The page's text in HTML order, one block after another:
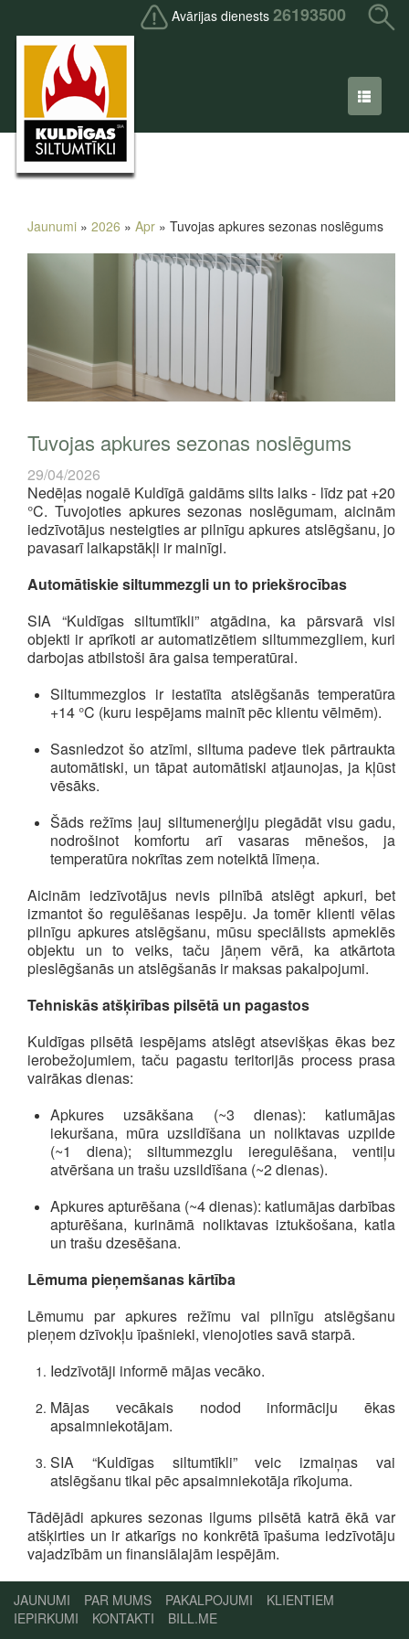
Avārijas dienests 26193500
Jaunumi » 2026 » Apr » Tuvojas apkures sezonas noslēgums
Tuvojas apkures sezonas noslēgums
29/04/2026
Nedēļas nogalē Kuldīgā gaidāms silts laiks - līdz pat +20
°C. Tuvojoties apkures sezonas noslēgumam, aicinām
iedzīvotājus nesteigties ar pilnīgu apkures atslēgšanu, jo
pavasarī laikapstākļi ir mainīgi.
Automātiskie siltummezgli un to priekšrocības
SIA “Kuldīgas siltumtīkli” atgādina, ka pārsvarā visi
objekti ir aprīkoti ar automatizētiem siltummezgliem, kuri
darbojas atbilstoši āra gaisa temperatūrai.
Siltummezglos ir iestatīta atslēgšanās temperatūra
+14 °C (kuru iespējams mainīt pēc klientu vēlmēm).
Sasniedzot šo atzīmi, siltuma padeve tiek pārtraukta
automātiski, un tāpat automātiski atjaunojas, ja kļūst
vēsāks.
Šāds režīms ļauj siltumenerģiju piegādāt visu gadu,
nodrošinot komfortu arī vasaras mēnešos, ja
temperatūra nokrītas zem noteiktā līmeņa.
Aicinām iedzīvotājus nevis pilnībā atslēgt apkuri, bet
izmantot šo regulēšanas iespēju. Ja tomēr klienti vēlas
pilnīgu apkures atslēgšanu, mūsu speciālists apmeklēs
objektu un to veiks, taču jāņem vērā, ka atkārtota
pieslēgšanās un atslēgšanās ir maksas pakalpojumi.
Tehniskās atšķirības pilsētā un pagastos
Kuldīgas pilsētā iespējams atslēgt atsevišķas ēkas bez
ierobežojumiem, taču pagastu teritorijās process prasa
vairākas dienas:
Apkures uzsākšana (~3 dienas): katlumājas
iekuršana, mūra uzsildīšana un noliktavas uzpilde
(~1 diena); siltummezglu ieregulēšana, ventiļu
atvēršana un trašu uzsildīšana (~2 dienas).
Apkures apturēšana (~4 dienas): katlumājas darbības
apturēšana, kurināmā noliktavas iztukšošana, katla
un trašu dzesēšana.
Lēmuma pieņemšanas kārtība
Lēmumu par apkures režīmu vai pilnīgu atslēgšanu
pieņem dzīvokļu īpašnieki, vienojoties savā starpā.
Iedzīvotāji informē mājas vecāko.
Mājas vecākais nodod informāciju ēkas
apsaimniekotājam.
SIA “Kuldīgas siltumtīkli” veic izmaiņas vai
atslēgšanu tikai pēc apsaimniekotāja rīkojuma.
Tādējādi apkures sezonas ilgums pilsētā katrā ēkā var
atšķirties un ir atkarīgs no konkrētā īpašuma iedzīvotāju
vajadzībām un finansiālajām iespējām.
JAUNUMI PAR MUMS PAKALPOJUMI
KLIENTIEM
IEPIRKUMI
KONTAKTI BILL.ME